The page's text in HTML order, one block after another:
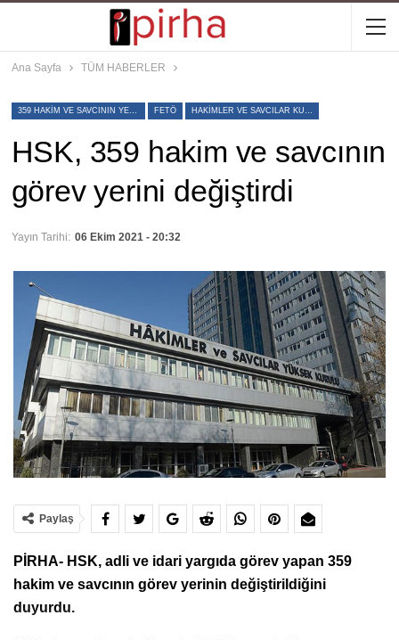
Ana Sayfa TÜM HABERLER
359 HAKIM VE SAVCININ YERI DEĞIŞTI FETÖ HAKIMLER VE SAVCILAR KURULU
HSK, 359 hakim ve savcının
görev yerini değiştirdi
Yayın Tarihi: 06 Ekim 2021 - 20:32
Paylaş
PİRHA- HSK, adli ve idari yargıda görev yapan 359
hakim ve savcının görev yerinin değiştirildiğini
duyurdu.